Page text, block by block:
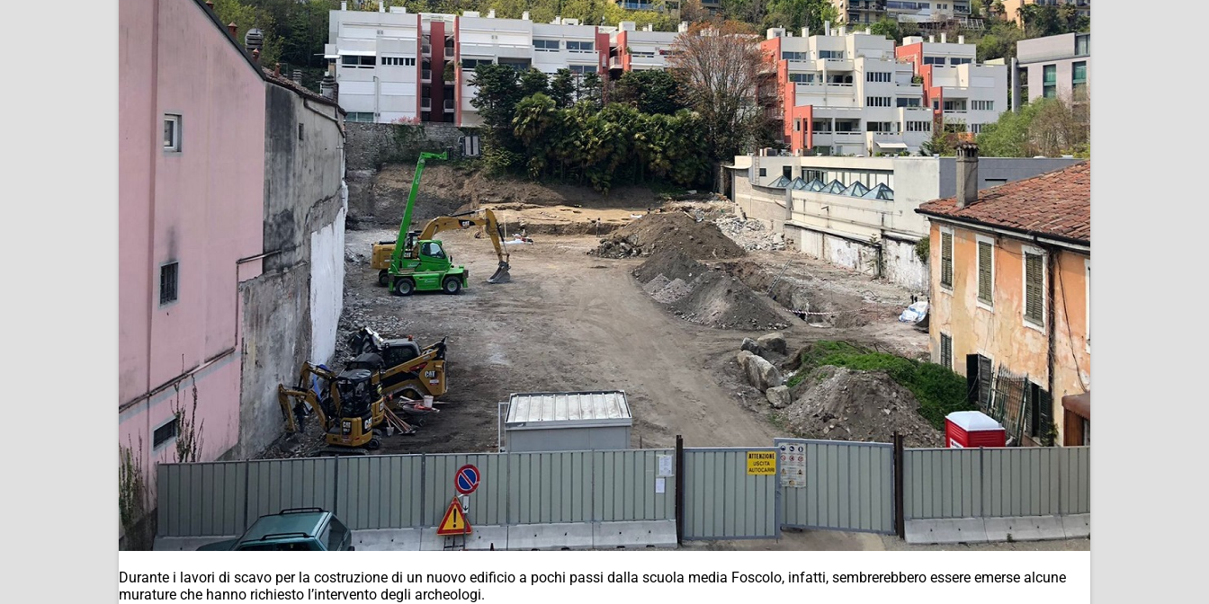
Durante i lavori di scavo per la costruzione di un nuovo edificio a pochi passi dalla scuola media Foscolo, infatti, sembrerebbero essere emerse alcune
murature che hanno richiesto l’intervento degli archeologi.